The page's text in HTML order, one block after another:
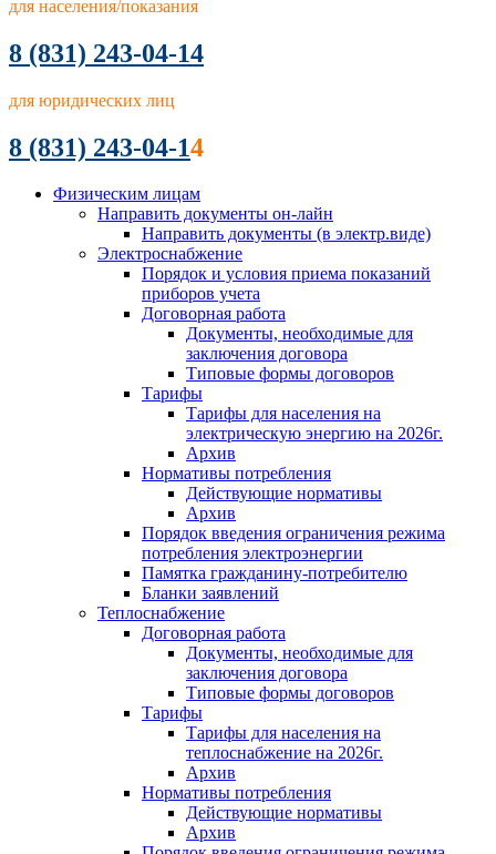
для населения/показания
8 (831) 243-04-14
для юридических лиц
8 (831) 243-04-14
Физическим лицам
Направить документы он-лайн
Направить документы (в электр.виде)
Электроснабжение
Порядок и условия приема показаний
приборов учета
Договорная работа
Документы, необходимые для
заключения договора
Типовые формы договоров
Тарифы
Тарифы для населения на
электрическую энергию на 2026г.
Архив
Нормативы потребления
Действующие нормативы
Архив
Порядок введения ограничения режима
потребления электроэнергии
Памятка гражданину-потребителю
Бланки заявлений
Теплоснабжение
Договорная работа
Документы, необходимые для
заключения договора
Типовые формы договоров
Тарифы
Тарифы для населения на
теплоснабжение на 2026г.
Архив
Нормативы потребления
Действующие нормативы
Архив